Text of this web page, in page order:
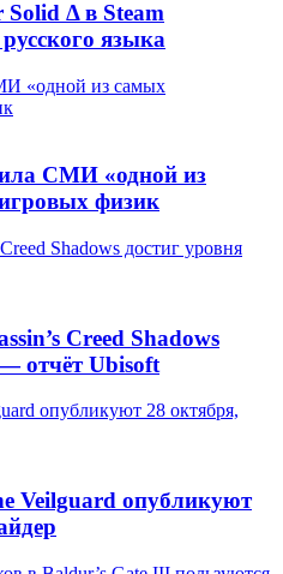
Δ в Steam
языка
«одной из самых
СМИ «одной из
физик
Shadows достиг уровня
Creed Shadows
отчёт Ubisoft
опубликуют 28 октября,
Veilguard опубликуют